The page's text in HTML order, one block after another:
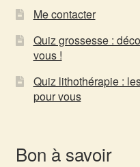
Me contacter
Quiz grossesse :
vous !
Quiz lithothérapie :
pour vous
Bon à savoir